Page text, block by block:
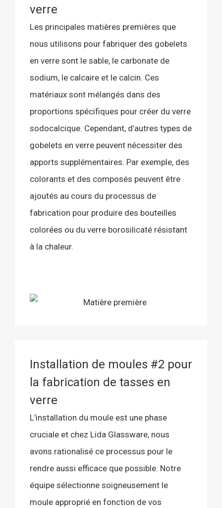
verre
Les principales matières premières que
nous utilisons pour fabriquer des gobelets
en verre sont le sable, le carbonate de
sodium, le calcaire et le calcin. Ces
matériaux sont mélangés dans des
proportions spécifiques pour créer du verre
sodocalcique. Cependant, d’autres types de
gobelets en verre peuvent nécessiter des
apports supplémentaires. Par exemple, des
colorants et des composés peuvent être
ajoutés au cours du processus de
fabrication pour produire des bouteilles
colorées ou du verre borosilicaté résistant
à la chaleur.
Installation de moules #2 pour
la fabrication de tasses en
verre
L'installation du moule est une phase
cruciale et chez Lida Glassware, nous
avons rationalisé ce processus pour le
rendre aussi efficace que possible. Notre
équipe sélectionne soigneusement le
moule approprié en fonction de vos